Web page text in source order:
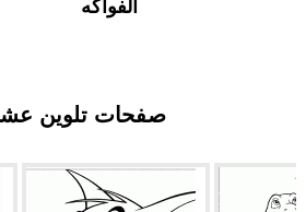
الفواكه
صفحات تلوين